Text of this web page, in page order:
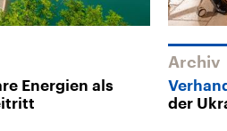
Energien als
Archiv
der